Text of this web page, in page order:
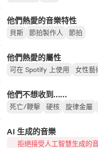
他們熱愛的音樂特性
貝斯 節拍製作人 節拍
他們熱愛的屬性
可在 Spotify 上使用 女性藝
他們不想收到……
死亡/鞭擊 硬核 旋律金屬
AI 生成的音樂
拒絕接受人工智慧生成的